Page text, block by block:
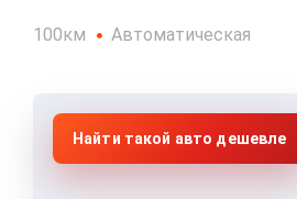
100км Автоматическая
Найти такой авто дешевле